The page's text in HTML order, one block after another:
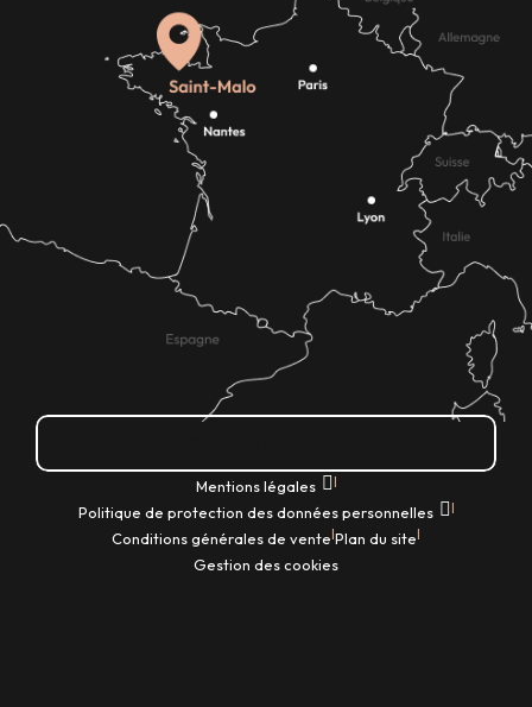
Mentions légales |
Politique de protection des données personnelles |
Conditions générales de vente|Plan du site|
Gestion des cookies